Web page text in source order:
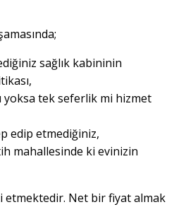
sağlık kabininin
yoksa tek seferlik mi hizmet
edip etmediğiniz,
mahallesinde ki evinizin
etmektedir. Net bir fiyat almak